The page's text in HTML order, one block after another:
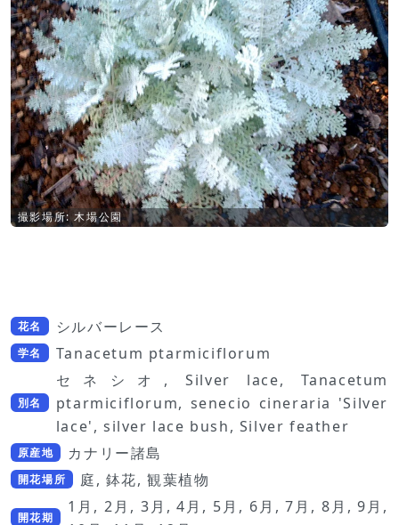
撮影場所: 木場公園
花名 シルバーレース
学名 Tanacetum ptarmiciflorum
別名
セネシオ, Silver lace, Tanacetum
ptarmiciflorum, senecio cineraria 'Silver
lace', silver lace bush, Silver feather
原産地 カナリー諸島
開花場所 庭, 鉢花, 観葉植物
開花期
1月, 2月, 3月, 4月, 5月, 6月, 7月, 8月, 9月,